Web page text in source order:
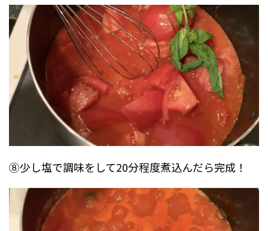
⑧少し塩で調味をして20分程度煮込んだら完成！